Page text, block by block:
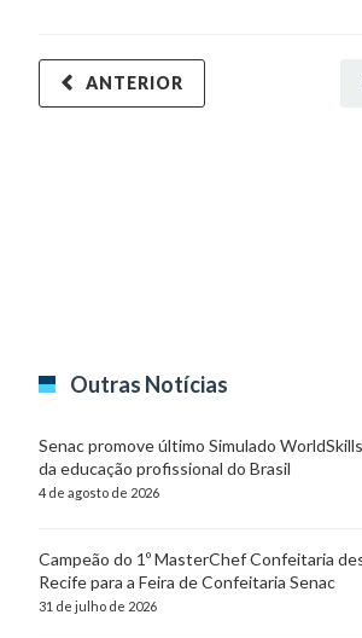
ANTERIOR
Outras Notícias
Senac promove último Simulado
da educação profissional do Brasil
4 de agosto de 2026
Campeão do 1º MasterChef Confeitaria
Recife para a Feira de Confeitaria Senac
31 de julho de 2026